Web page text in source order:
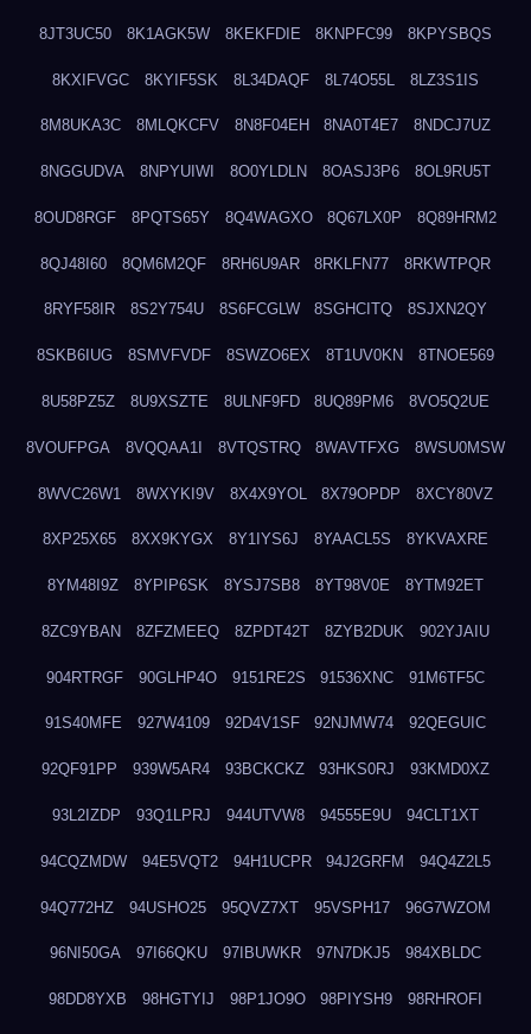
8JT3UC50 8K1AGK5W 8KEKFDIE 8KNPFC99 8KPYSBQS
8KXIFVGC 8KYIF5SK 8L34DAQF 8L74O55L 8LZ3S1IS
8M8UKA3C 8MLQKCFV 8N8F04EH 8NA0T4E7 8NDCJ7UZ
8NGGUDVA 8NPYUIWI 8O0YLDLN 8OASJ3P6 8OL9RU5T
8OUD8RGF 8PQTS65Y 8Q4WAGXO 8Q67LX0P 8Q89HRM2
8QJ48I60 8QM6M2QF 8RH6U9AR 8RKLFN77 8RKWTPQR
8RYF58IR 8S2Y754U 8S6FCGLW 8SGHCITQ 8SJXN2QY
8SKB6IUG 8SMVFVDF 8SWZO6EX 8T1UV0KN 8TNOE569
8U58PZ5Z 8U9XSZTE 8ULNF9FD 8UQ89PM6 8VO5Q2UE
8VOUFPGA 8VQQAA1I 8VTQSTRQ 8WAVTFXG 8WSU0MSW
8WVC26W1 8WXYKI9V 8X4X9YOL 8X79OPDP 8XCY80VZ
8XP25X65 8XX9KYGX 8Y1IYS6J 8YAACL5S 8YKVAXRE
8YM48I9Z 8YPIP6SK 8YSJ7SB8 8YT98V0E 8YTM92ET
8ZC9YBAN 8ZFZMEEQ 8ZPDT42T 8ZYB2DUK 902YJAIU
904RTRGF 90GLHP4O 9151RE2S 91536XNC 91M6TF5C
91S40MFE 927W4109 92D4V1SF 92NJMW74 92QEGUIC
92QF91PP 939W5AR4 93BCKCKZ 93HKS0RJ 93KMD0XZ
93L2IZDP 93Q1LPRJ 944UTVW8 94555E9U 94CLT1XT
94CQZMDW 94E5VQT2 94H1UCPR 94J2GRFM 94Q4Z2L5
94Q772HZ 94USHO25 95QVZ7XT 95VSPH17 96G7WZOM
96NI50GA 97I66QKU 97IBUWKR 97N7DKJ5 984XBLDC
98DD8YXB 98HGTYIJ 98P1JO9O 98PIYSH9 98RHROFI